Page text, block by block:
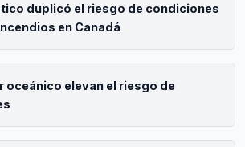
duplicó el riesgo de condiciones
en Canadá
oceánico elevan el riesgo de